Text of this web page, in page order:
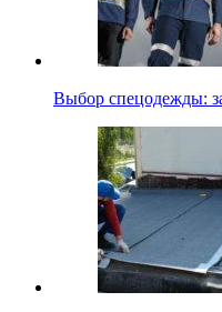
Выбор спецодежды: